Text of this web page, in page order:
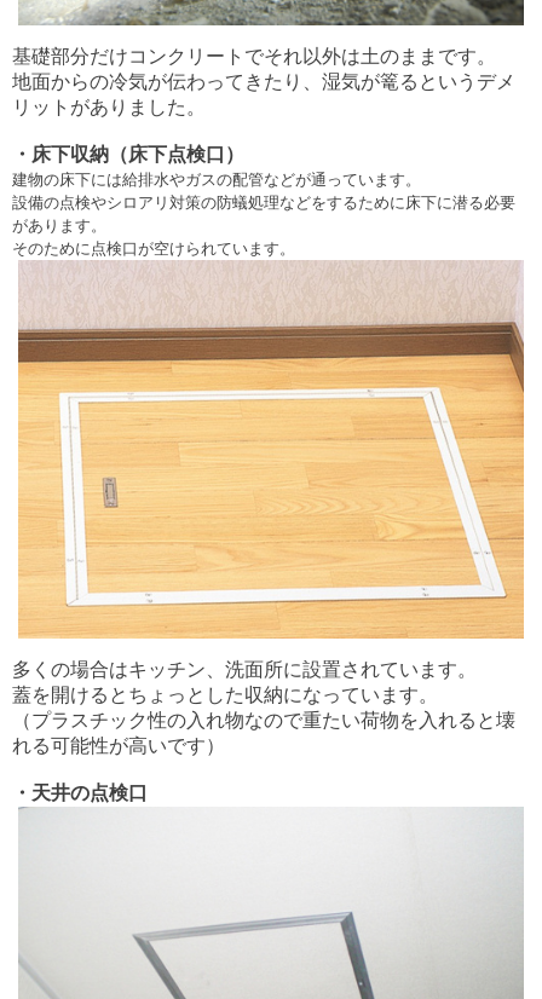
基礎部分だけコンクリートでそれ以外は土のままです。
地面からの冷気が伝わってきたり、湿気が篭るというデメ
リットがありました。
・床下収納（床下点検口）
建物の床下には給排水やガスの配管などが通っています。
設備の点検やシロアリ対策の防蟻処理などをするために床下に潜る必要
があります。
そのために点検口が空けられています。
多くの場合はキッチン、洗面所に設置されています。
蓋を開けるとちょっとした収納になっています。
（プラスチック性の入れ物なので重たい荷物を入れると壊
れる可能性が高いです）
・天井の点検口